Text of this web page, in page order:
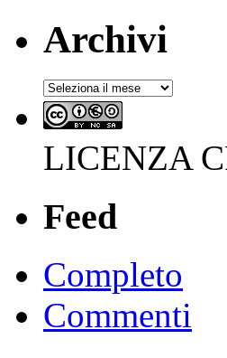
Archivi
Archivi
LICENZA
Feed
Completo
Commenti